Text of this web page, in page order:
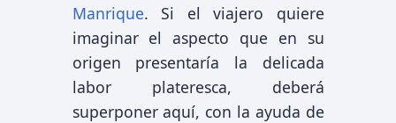
Manrique. Si el viajero quiere
imaginar el aspecto que en su
origen presentaría la delicada
labor plateresca, deberá
superponer aquí, con la ayuda de